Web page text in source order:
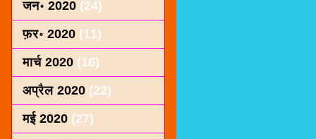
जन॰ 2020 (24)
फ़र॰ 2020 (11)
मार्च 2020 (16)
अप्रैल 2020 (22)
मई 2020 (27)